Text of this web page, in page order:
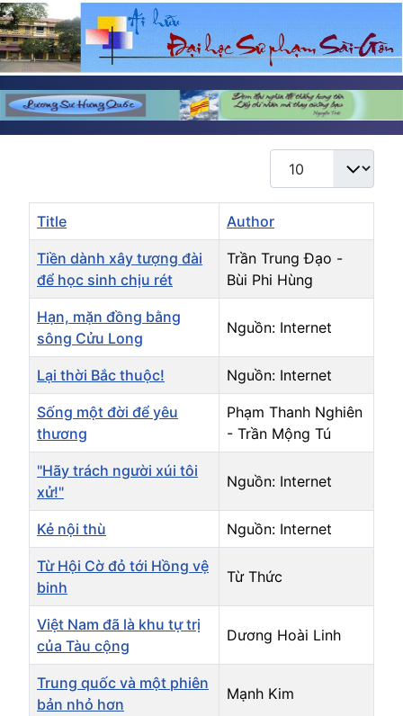
Display #
Title Author
Tiền dành xây tượng đài
để học sinh chịu rét
Trần Trung Đạo -
Bùi Phi Hùng
Hạn, mặn đồng bằng
sông Cửu Long
Nguồn: Internet
Lại thời Bắc thuộc! Nguồn: Internet
Sống một đời để yêu
thương
Phạm Thanh Nghiên
- Trần Mộng Tú
"Hãy trách người xúi tôi
xử!"
Nguồn: Internet
Kẻ nội thù Nguồn: Internet
Từ Hội Cờ đỏ tới Hồng vệ
binh
Từ Thức
Việt Nam đã là khu tự trị
của Tàu cộng
Dương Hoài Linh
Trung quốc và một phiên
bản nhỏ hơn
Mạnh Kim